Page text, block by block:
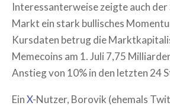
Interessanterweise zeigte auch der
Markt ein stark bullisches
Kursdaten betrug die
Memecoins am 1. Juli 7,75
Anstieg von 10% in den letzten 24
EinX-Nutzer, Borovik (ehemals